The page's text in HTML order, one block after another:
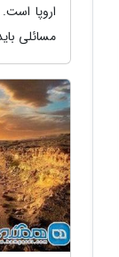
اروپا
مسائلی